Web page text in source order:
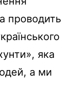
проводить
яка
а ми